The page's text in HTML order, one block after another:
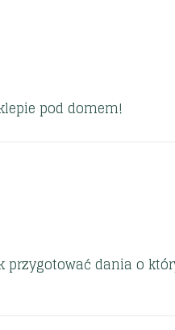
pod domem!
przygotować dania o